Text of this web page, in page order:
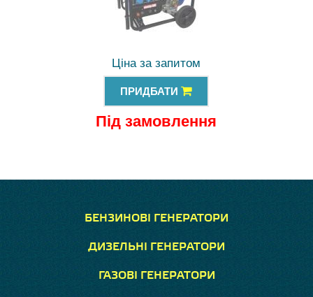
Ціна за запитом
ПРИДБАТИ
Під замовлення
БЕНЗИНОВІ ГЕНЕРАТОРИ
ДИЗЕЛЬНІ ГЕНЕРАТОРИ
ГАЗОВІ ГЕНЕРАТОРИ